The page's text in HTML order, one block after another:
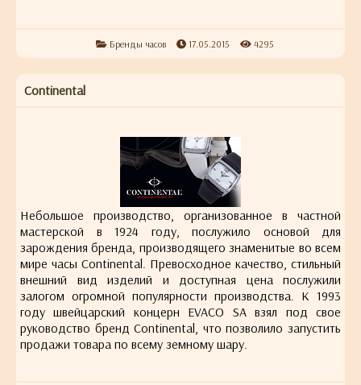
Бренды часов 17.05.2015 4295
Continental
Небольшое производство, организованное в частной
мастерской в 1924 году, послужило основой для
зарождения бренда, производящего знаменитые во всем
мире часы Continental. Превосходное качество, стильный
внешний вид изделий и доступная цена послужили
залогом огромной популярности производства. К 1993
году швейцарский концерн EVACO SA взял под свое
руководство бренд Continental, что позволило запустить
продажи товара по всему земному шару.